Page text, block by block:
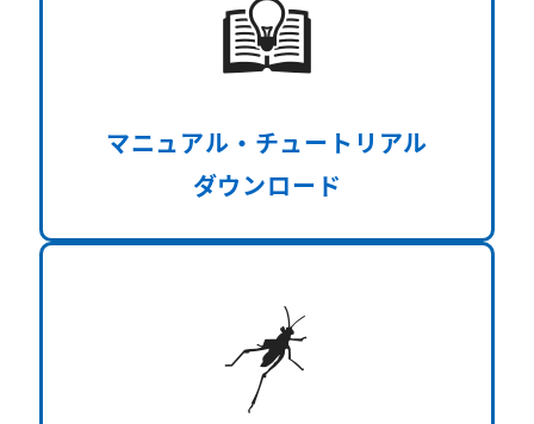
マニュアル・チュートリアル
ダウンロード